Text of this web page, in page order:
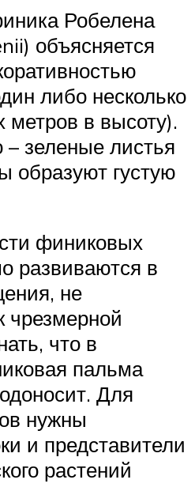
Робелена
объясняется
либо несколько
метров в высоту).
зеленые листья
образуют густую
финиковых
развиваются в
не
чрезмерной
что в
пальма
Для
нужны
и представители
растений